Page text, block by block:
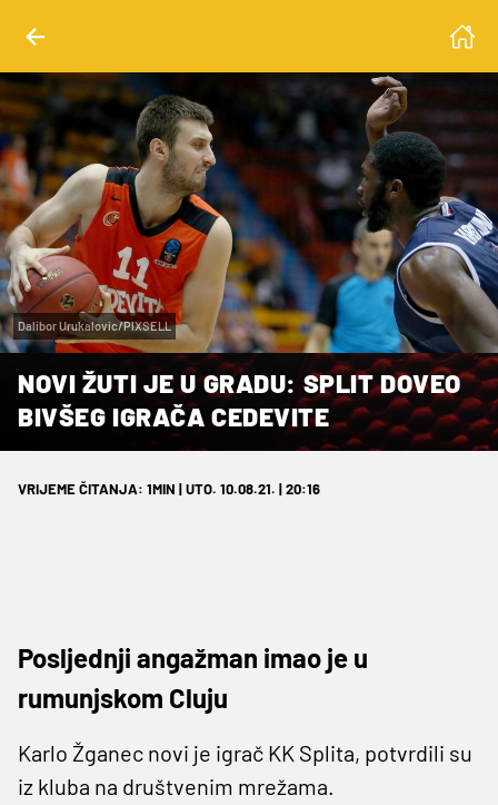
Dalibor Urukalovic/PIXSELL
NOVI ŽUTI JE U GRADU: SPLIT DOVEO
BIVŠEG IGRAČA CEDEVITE
VRIJEME ČITANJA: 1MIN | UTO. 10.08.21. | 20:16
Posljednji angažman imao je u
rumunjskom Cluju
Karlo Žganec novi je igrač KK Splita, potvrdili su
iz kluba na društvenim mrežama.